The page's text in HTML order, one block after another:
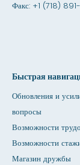
Факс: +1 (718)
Быстрая
Обновления и
вопросы
Возможности
Возможности
Магазин дружбы